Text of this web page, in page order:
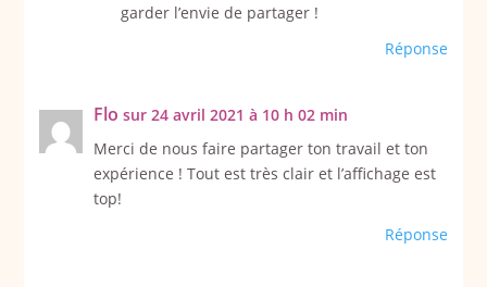
garder l’envie de partager !
Réponse
Flo sur 24 avril 2021 à 10 h 02 min
Merci de nous faire partager ton travail et ton
expérience ! Tout est très clair et l’affichage est
top!
Réponse